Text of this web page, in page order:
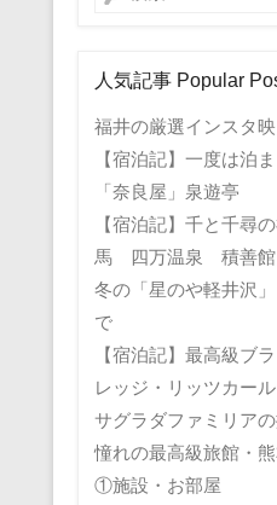
人気記事 Popular
福井の厳選インスタ
【宿泊記】一度は泊
「奈良屋」泉遊亭
【宿泊記】千と千尋
馬 四万温泉 積善館
冬の「星のや軽井沢
で
【宿泊記】最高級ブ
レッジ・リッツカール
サグラダファミリア
憧れの最高級旅館・
①施設・お部屋